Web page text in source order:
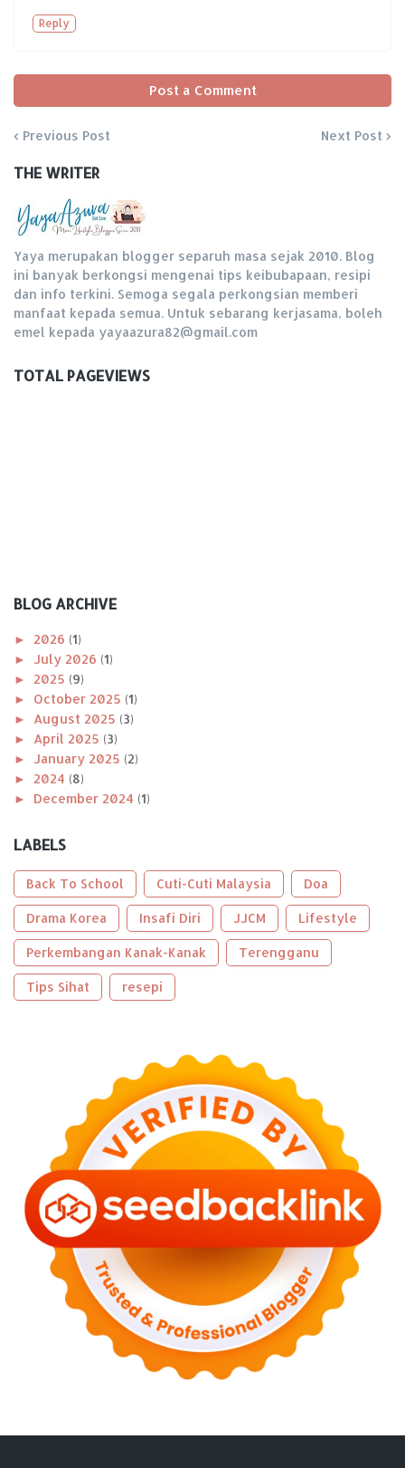
Reply
Post a Comment
Previous Post Next Post
THE WRITER
Yaya merupakan blogger separuh masa sejak 2010. Blog
ini banyak berkongsi mengenai tips keibubapaan, resipi
dan info terkini. Semoga segala perkongsian memberi
manfaat kepada semua. Untuk sebarang kerjasama, boleh
emel kepada yayaazura82@gmail.com
TOTAL PAGEVIEWS
BLOG ARCHIVE
► 2026 (1)
► July 2026 (1)
► 2025 (9)
► October 2025 (1)
► August 2025 (3)
► April 2025 (3)
► January 2025 (2)
► 2024 (8)
► December 2024 (1)
► October 2024
► April 2024 (1)
►January 2024(2)
►2023 (56)
►December 2023(2)
►October 2023 (2)
►September 2023(5)
►August 2023(9)
(6)
February 2023
(6)
January 2023 (13)
2022
December 2022 (6)
September 2022
►
August 2022(11)
►
July 2022 (7)
►June 2022
April 2022 (4)
March 2022(2)
February 2022
January 2022
(2)
(82)
December 2021(9)
(4)
►August 2021(2)
LABELS
Back To School Cuti-Cuti Malaysia Doa
Drama Korea Insafi Diri JJCM Lifestyle
Perkembangan Kanak-Kanak Terengganu
Tips Sihat resepi